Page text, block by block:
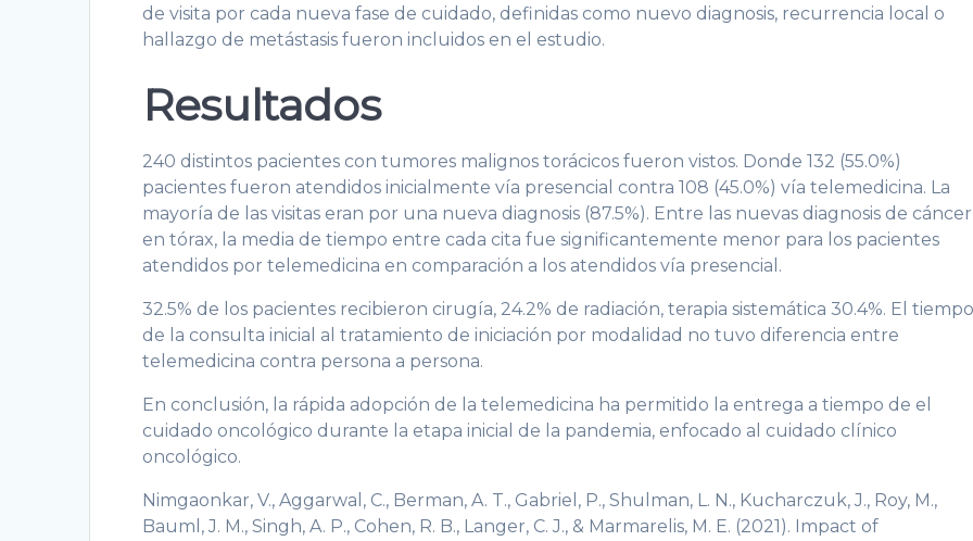
de visita por cada nueva fase de cuidado, definidas como nuevo diagnosis, recurrencia local o
hallazgo de metástasis fueron incluidos en el estudio.
Resultados
240 distintos pacientes con tumores malignos torácicos fueron vistos. Donde 132 (55.0%)
pacientes fueron atendidos inicialmente vía presencial contra 108 (45.0%) vía telemedicina. La
mayoría de las visitas eran por una nueva diagnosis (87.5%). Entre las nuevas diagnosis de cáncer
en tórax, la media de tiempo entre cada cita fue significantemente menor para los pacientes
atendidos por telemedicina en comparación a los atendidos vía presencial.
32.5% de los pacientes recibieron cirugía, 24.2% de radiación, terapia sistemática 30.4%. El
de la consulta inicial al tratamiento de iniciación por modalidad no tuvo diferencia entre
telemedicina contra persona a persona.
En conclusión, la rápida adopción de la telemedicina ha permitido la entrega a tiempo de el
cuidado oncológico durante la etapa inicial de la pandemia, enfocado al cuidado clínico
oncológico.
Nimgaonkar, V., Aggarwal, C., Berman, A. T., Gabriel, P., Shulman, L. N., Kucharczuk, J., Roy, M.,
Bauml, J. M., Singh, A. P., Cohen, R. B., Langer, C. J., & Marmarelis, M. E. (2021). Impact of